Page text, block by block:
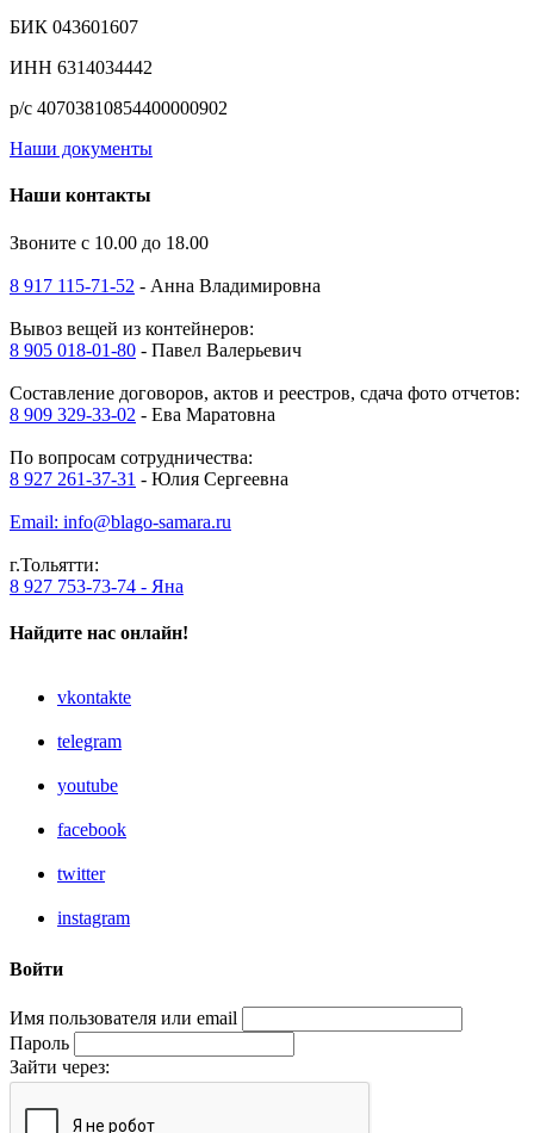
БИК 043601607
ИНН 6314034442
р/с 40703810854400000902
Наши документы
Наши контакты
Звоните с 10.00 до 18.00
8 917 115-71-52 - Анна Владимировна
Вывоз вещей из контейнеров:
8 905 018-01-80 - Павел Валерьевич
Составление договоров, актов и реестров, сдача фото отчетов:
8 909 329-33-02 - Ева Маратовна
По вопросам сотрудничества:
8 927 261-37-31 - Юлия Сергеевна
Email: info@blago-samara.ru
г.Тольятти:
8 927 753-73-74 - Яна
Найдите нас онлайн!
vkontakte
telegram
youtube
facebook
twitter
instagram
Войти
Имя пользователя или email
Пароль
Зайти через: